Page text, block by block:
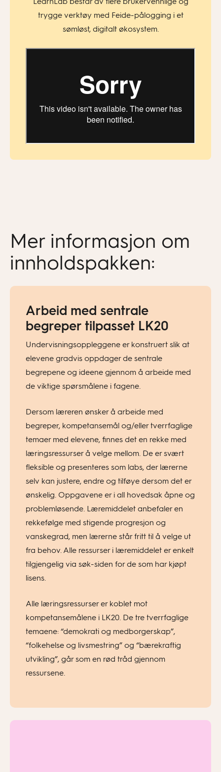
trygge verktøy med Feide-pålogging i et
sømløst, digitalt økosystem.
Mer informasjon om
innholdspakken:
Arbeid med sentrale
begreper tilpasset LK20
Undervisningsoppleggene er konstruert slik at
elevene gradvis oppdager de sentrale
begrepene og ideene gjennom å arbeide med
de viktige spørsmålene i fagene.
Dersom læreren ønsker å arbeide med
begreper, kompetansemål og/eller tverrfaglige
temaer med elevene, finnes det en rekke med
læringsressurser å velge mellom. De er svært
fleksible og presenteres som labs, der lærerne
selv kan justere, endre og tilføye dersom det er
ønskelig. Oppgavene er i all hovedsak åpne og
problemløsende. Læremiddelet anbefaler en
rekkefølge med stigende progresjon og
vanskegrad, men lærerne står fritt til å velge ut
fra behov. Alle ressurser i læremiddelet er enkelt
tilgjengelig via søk-siden for de som har kjøpt
lisens.
Alle læringsressurser er koblet mot
kompetansemålene i LK20. De tre tverrfaglige
temaene: “demokrati og medborgerskap”,
“folkehelse og livsmestring” og “bærekraftig
utvikling”, går som en rød tråd gjennom
ressursene.